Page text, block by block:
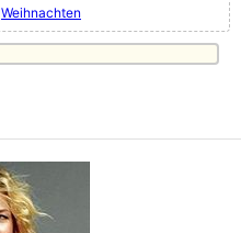
Weihnachten